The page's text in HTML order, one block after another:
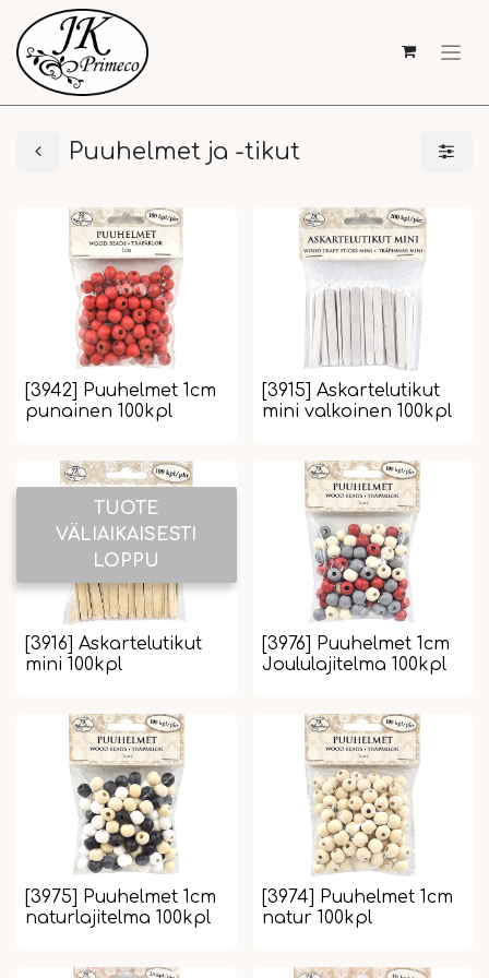
Puuhelmet ja -tikut
[3942] Puuhelmet 1cm
punainen 100kpl
[3915] Askartelutikut
mini valkoinen 100kpl
TUOTE
VÄLIAIKAISESTI
LOPPU
[3916] Askartelutikut
mini 100kpl
[3976] Puuhelmet 1cm
Joululajitelma 100kpl
[3975] Puuhelmet 1cm
naturlajitelma 100kpl
[3974] Puuhelmet 1cm
natur 100kpl